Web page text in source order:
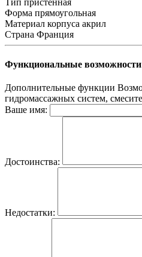
Тип пристенная
Форма прямоугольная
Материал корпуса акрил
Страна Франция
Функциональные возможности
Дополнительные функции
гидромассажных систем,
Ваше имя:
Достоинства:
Недостатки: